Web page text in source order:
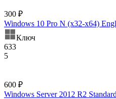
300 ₽
Windows 10 Pro N (x32-x64)
Ключ
633
5
600 ₽
Windows Server 2012 R2